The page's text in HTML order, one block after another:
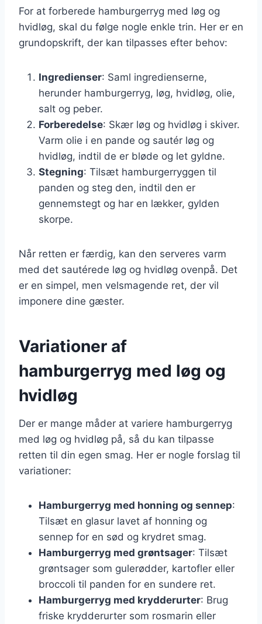
For at forberede hamburgerryg med løg og
hvidløg, skal du følge nogle enkle trin. Her er en
grundopskrift, der kan tilpasses efter behov:
Ingredienser: Saml ingredienserne,
herunder hamburgerryg, løg, hvidløg, olie,
salt og peber.
Forberedelse: Skær løg og hvidløg i skiver.
Varm olie i en pande og sautér løg og
hvidløg, indtil de er bløde og let gyldne.
Stegning: Tilsæt hamburgerryggen til
panden og steg den, indtil den er
gennemstegt og har en lækker, gylden
skorpe.
Når retten er færdig, kan den serveres varm
med det sautérede løg og hvidløg ovenpå. Det
er en simpel, men velsmagende ret, der vil
imponere dine gæster.
Variationer af
hamburgerryg med løg og
hvidløg
Der er mange måder at variere hamburgerryg
med løg og hvidløg på, så du kan tilpasse
retten til din egen smag. Her er nogle forslag til
variationer:
Hamburgerryg med honning og sennep:
Tilsæt en glasur lavet af honning og
sennep for en sød og krydret smag.
Hamburgerryg med grøntsager: Tilsæt
grøntsager som gulerødder, kartofler eller
broccoli til panden for en sundere ret.
Hamburgerryg med krydderurter: Brug
friske krydderurter som rosmarin eller